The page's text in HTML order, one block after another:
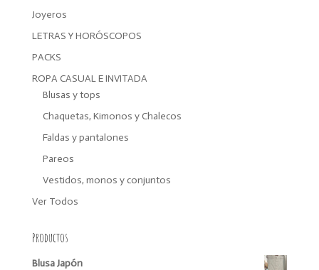
Joyeros
LETRAS Y HORÓSCOPOS
PACKS
ROPA CASUAL E INVITADA
Blusas y tops
Chaquetas, Kimonos y Chalecos
Faldas y pantalones
Pareos
Vestidos, monos y conjuntos
Ver Todos
Productos
Blusa Japón